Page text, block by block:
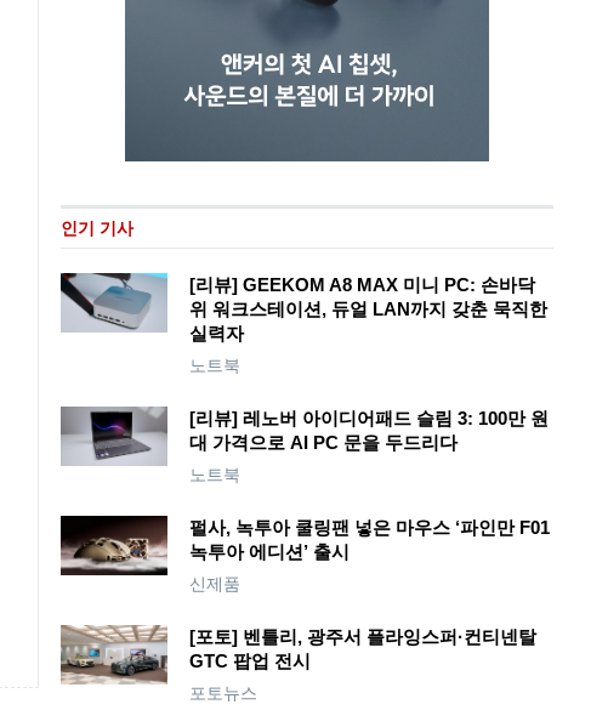
인기 기사
[리뷰] GEEKOM A8 MAX 미니 PC: 손바닥
위 워크스테이션, 듀얼 LAN까지 갖춘 묵직한
실력자
노트북
[리뷰] 레노버 아이디어패드 슬림 3: 100만 원
대 가격으로 AI PC 문을 두드리다
노트북
펄사, 녹투아 쿨링팬 넣은 마우스 ‘파인만 F01
녹투아 에디션’ 출시
신제품
[포토] 벤틀리, 광주서 플라잉스퍼·컨티넨탈
GTC 팝업 전시
포토뉴스